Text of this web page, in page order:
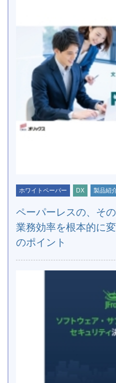
ホワイトペーパー DX 製品紹
ペーパーレスの、その
業務効率を根本的に
のポイント